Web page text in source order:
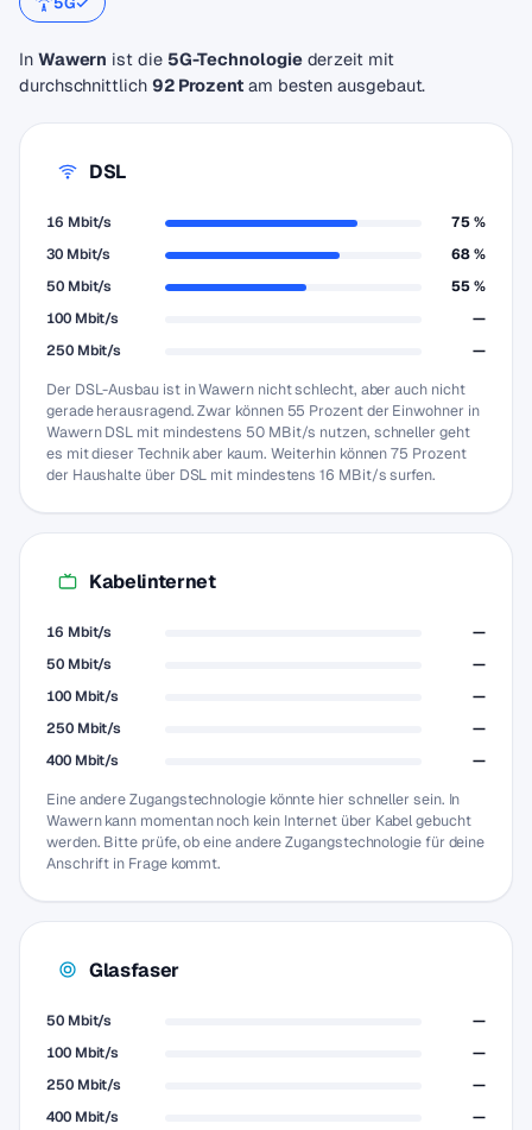
In Wawern ist die 5G-Technologiederzeit mit
durchschnittlich 92 Prozentam besten ausgebaut.
DSL
16 Mbit/s
75 %
30 Mbit/s
68 %
50 Mbit/s
55 %
100 Mbit/s
—
250 Mbit/s
—
Der DSL-Ausbau ist in Wawern nicht schlecht, aber auch nicht
gerade herausragend. Zwar können 55 Prozent der Einwohner in
Wawern DSL mit mindestens 50 MBit/s nutzen, schneller geht
es mit dieser Technik aber kaum. Weiterhin können 75 Prozent
der Haushalte über DSL mit mindestens 16 MBit/s surfen.
Kabelinternet
16 Mbit/s
—
50 Mbit/s
—
100 Mbit/s
—
250 Mbit/s
—
400 Mbit/s
—
Eine andere Zugangstechnologie könnte hier schneller sein. In
Wawern kann momentan noch kein Internet über Kabel gebucht
werden. Bitte prüfe, ob eine andere Zugangstechnologie für deine
Anschrift in Frage kommt.
Glasfaser
50 Mbit/s
—
100 Mbit/s
—
250 Mbit/s
—
400 Mbit/s
—